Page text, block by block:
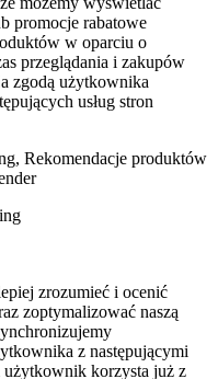
promocje rabatowe
w oparciu o
przeglądania i zakupów
zgodą użytkownika
usług stron
Rekomendacje produktów
zrozumieć i ocenić
zoptymalizować naszą
z następującymi
korzysta już z